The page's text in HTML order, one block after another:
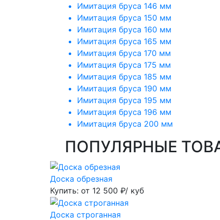
Имитация бруса 146 мм
Имитация бруса 150 мм
Имитация бруса 160 мм
Имитация бруса 165 мм
Имитация бруса 170 мм
Имитация бруса 175 мм
Имитация бруса 185 мм
Имитация бруса 190 мм
Имитация бруса 195 мм
Имитация бруса 196 мм
Имитация бруса 200 мм
ПОПУЛЯРНЫЕ
Доска обрезная
Купить: от 12 500 ₽/ куб
Доска строганная